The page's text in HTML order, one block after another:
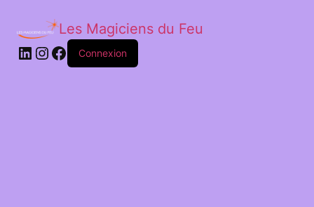
Les Magiciens du Feu
LinkedIn
Instagram
Facebook
Connexion